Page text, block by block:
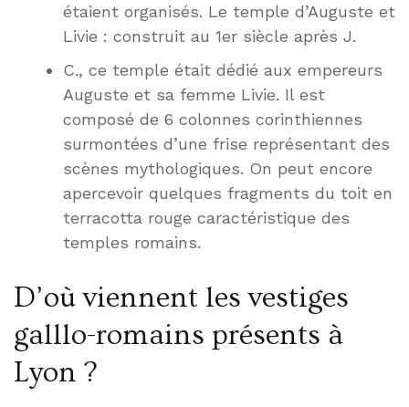
étaient organisés. Le temple d’Auguste et
Livie : construit au 1er siècle après J.
C., ce temple était dédié aux empereurs
Auguste et sa femme Livie. Il est
composé de 6 colonnes corinthiennes
surmontées d’une frise représentant des
scènes mythologiques. On peut encore
apercevoir quelques fragments du toit en
terracotta rouge caractéristique des
temples romains.
D’où viennent les vestiges
galllo-romains présents à
Lyon ?